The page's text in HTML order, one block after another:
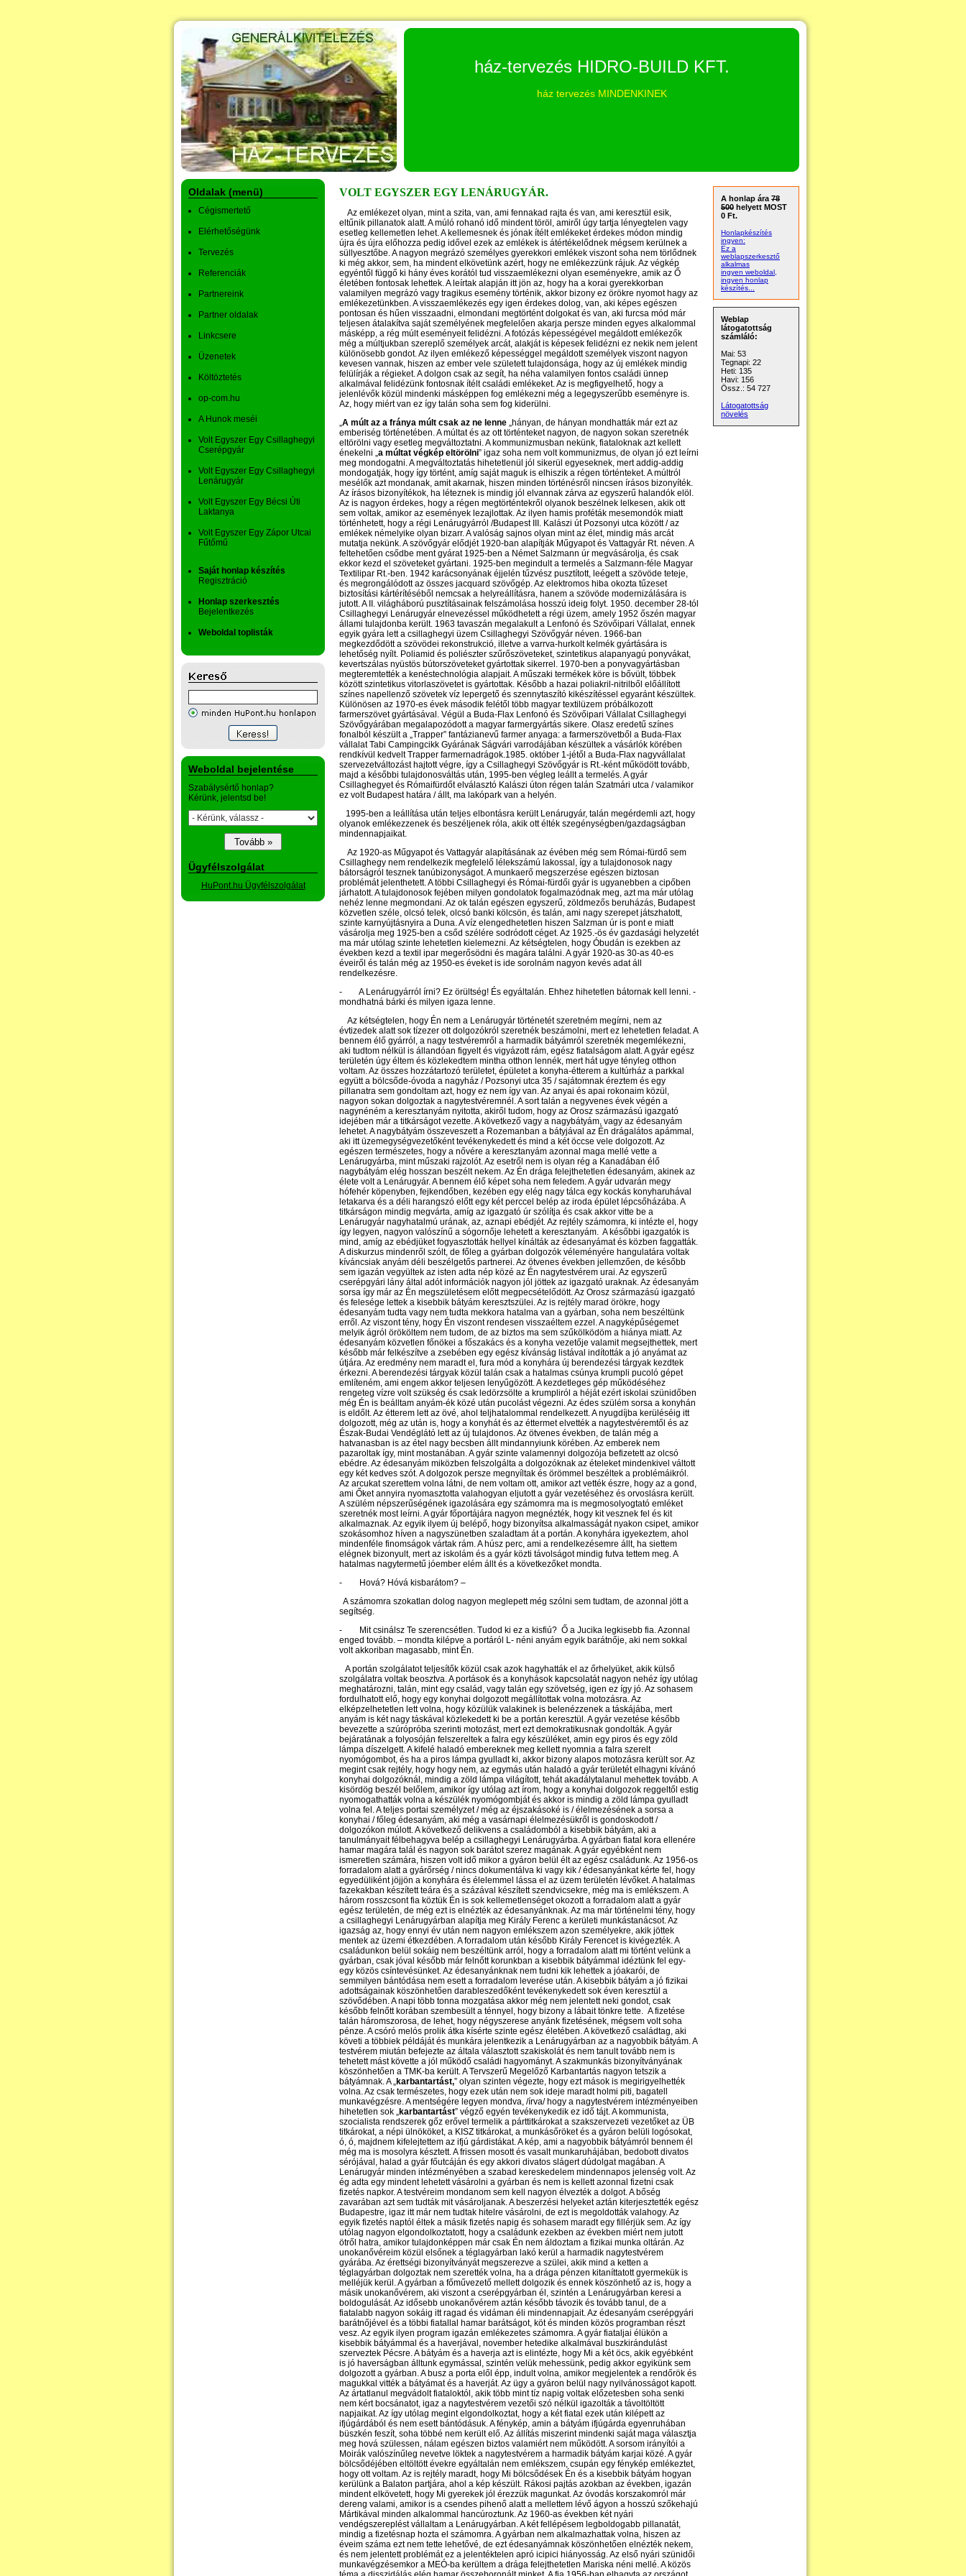
ház-tervezés HIDRO-BUILD KFT.
ház tervezés MINDENKINEK
Oldalak (menü)
Cégismertető
Elérhetőségünk
Tervezés
Referenciák
Partnereink
Partner oldalak
Linkcsere
Üzenetek
Költöztetés
op-com.hu
A Hunok meséi
Volt Egyszer Egy Csillaghegyi
Cserépgyár
Volt Egyszer Egy Csillaghegyi
Lenárugyár
Volt Egyszer Egy Bécsi Úti
Laktanya
Volt Egyszer Egy Zápor Utcai
Fűtőmű
Saját honlap készítés
Regisztráció
Honlap szerkesztés
Bejelentkezés
Weboldal toplisták
Weboldal bejelentése
Szabálysértő honlap?
Kérünk, jelentsd be!
Ügyfélszolgálat
HuPont.hu Ügyfélszolgálat
VOLT EGYSZER EGY LENÁRUGYÁR.
Az emlékezet olyan, mint a szita, van, ami fennakad rajta és van, ami keresztül esik,
eltűnik pillanatok alatt. A múló rohanó idő mindent töröl, amiről úgy tartja lényegtelen vagy
esetleg kellemetlen lehet. A kellemesnek és jónak ítélt emlékeket érdekes módon mindig
újra és újra előhozza pedig idővel ezek az emlékek is átértékelődnek mégsem kerülnek a
süllyesztőbe. A nagyon megrázó személyes gyerekkori emlékek viszont soha nem törlődnek
ki még akkor, sem, ha mindent elkövetünk azért, hogy ne emlékezzünk rájuk. Az végkép
egyéntől függő ki hány éves korától tud visszaemlékezni olyan eseményekre, amik az Ő
életében fontosak lehettek. A leírtak alapján itt jön az, hogy ha a korai gyerekkorban
valamilyen megrázó vagy tragikus esemény történik, akkor bizony ez örökre nyomot hagy az
emlékezetünkben. A visszaemlékezés egy igen érdekes dolog, van, aki képes egészen
pontosan és hűen visszaadni, elmondani megtörtént dolgokat és van, aki furcsa mód már
teljesen átalakítva saját személyének megfelelően akarja persze minden egyes alkalommal
másképp, a rég múlt eseményeit felidézni. A fotózás képességével megáldott emlékezők
még a múltjukban szereplő személyek arcát, alakját is képesek felidézni ez nekik nem jelent
különösebb gondot. Az ilyen emlékező képességgel megáldott személyek viszont nagyon
kevesen vannak, hiszen az ember vele született tulajdonsága, hogy az új emlékek mindig
felülírják a régieket. A dolgon csak az segít, ha néha valamilyen fontos családi ünnep
alkalmával felidézünk fontosnak ítélt családi emlékeket. Az is megfigyelhető, hogy a
jelenlévők közül mindenki másképpen fog emlékezni még a legegyszerűbb eseményre is.
Az, hogy miért van ez így talán soha sem fog kiderülni.
„A múlt az a fránya múlt csak az ne lenne „hányan, de hányan mondhatták már ezt az
emberiség történetében. A múltat és az ott történteket nagyon, de nagyon sokan szeretnék
eltörölni vagy esetleg megváltoztatni. A kommunizmusban nekünk, fiataloknak azt kellett
énekelni „a múltat végkép eltörölni” igaz soha nem volt kommunizmus, de olyan jó ezt leírni
meg mondogatni. A megváltoztatás hihetetlenül jól sikerül egyeseknek, mert addig-addig
mondogatják, hogy így történt, amíg saját maguk is elhiszik a régen történteket. A múltról
mesélők azt mondanak, amit akarnak, hiszen minden történésről nincsen írásos bizonyíték.
Az írásos bizonyítékok, ha léteznek is mindig jól elvannak zárva az egyszerű halandók elöl.
Az is nagyon érdekes, hogy a régen megtörténtekről olyanok beszélnek lelkesen, akik ott
sem voltak, amikor az események lezajlottak. Az ilyen hamis proféták mesemondók miatt
történhetett, hogy a régi Lenárugyárról /Budapest III. Kalászi út Pozsonyi utca között / az
emlékek némelyike olyan bizarr. A valóság sajnos olyan mint az élet, mindig más arcát
mutatja nekünk. A szövőgyár elődjét 1920-ban alapítják Műgyapot és Vattagyár Rt. néven. A
feltehetően csődbe ment gyárat 1925-ben a Német Salzmann úr megvásárolja, és csak
ekkor kezd el szöveteket gyártani. 1925-ben megindult a termelés a Salzmann-féle Magyar
Textilipar Rt.-ben. 1942 karácsonyának éjjelén tűzvész pusztított, leégett a szövöde teteje,
és megrongálódott az összes jacquard szövőgép. Az elektromos hiba okozta tűzeset
biztosítási kártérítéséből nemcsak a helyreállításra, hanem a szövöde modernizálására is
jutott. A II. világháború pusztításainak felszámolása hosszú ideig folyt. 1950. december 28-tól
Csillaghegyi Lenárugyár elnevezéssel működhetett a régi üzem, amely 1952 őszén magyar
állami tulajdonba került. 1963 tavaszán megalakult a Lenfonó és Szövőipari Vállalat, ennek
egyik gyára lett a csillaghegyi üzem Csillaghegyi Szövőgyár néven. 1966-ban
megkezdődött a szövödei rekonstrukció, illetve a varrva-hurkolt kelmék gyártására is
lehetőség nyílt. Poliamid és poliészter szűrőszöveteket, szintetikus alapanyagú ponyvákat,
kevertszálas nyüstös bútorszöveteket gyártottak sikerrel. 1970-ben a ponyvagyártásban
megteremtették a kenéstechnológia alapjait. A műszaki termékek köre is bővült, többek
között szintetikus vitorlaszövetet is gyártottak. Később a hazai poliakril-nitrilből előállított
színes napellenző szövetek víz lepergető és szennytaszító kikészítéssel egyaránt készültek.
Különösen az 1970-es évek második felétől több magyar textilüzem próbálkozott
farmerszövet gyártásával. Végül a Buda-Flax Lenfonó és Szövőipari Vállalat Csillaghegyi
Szövőgyárában megalapozódott a magyar farmergyártás sikere. Olasz eredetű színes
fonalból készült a „Trapper” fantázianevű farmer anyaga: a farmerszövetből a Buda-Flax
vállalat Tabi Campingcikk Gyárának Ságvári varrodájában készültek a vásárlók körében
rendkívül kedvelt Trapper farmernadrágok.1985. október 1-jétől a Buda-Flax nagyvállalat
szervezetváltozást hajtott végre, így a Csillaghegyi Szövőgyár is Rt.-ként működött tovább,
majd a későbbi tulajdonosváltás után, 1995-ben végleg leállt a termelés. A gyár
Csillaghegyet és Rómaifürdőt elválasztó Kalászi úton régen talán Szatmári utca / valamikor
ez volt Budapest határa / állt, ma lakópark van a helyén.
1995-ben a leállítása után teljes elbontásra került Lenárugyár, talán megérdemli azt, hogy
olyanok emlékezzenek és beszéljenek róla, akik ott élték szegénységben/gazdagságban
mindennapjaikat.
Az 1920-as Műgyapot és Vattagyár alapításának az évében még sem Római-fürdő sem
Csillaghegy nem rendelkezik megfelelő lélekszámú lakossal, így a tulajdonosok nagy
bátorságról tesznek tanúbizonyságot. A munkaerő megszerzése egészen biztosan
problémát jelenthetett. A többi Csillaghegyi és Római-fürdői gyár is ugyanebben a cipőben
járhatott. A tulajdonosok fejében milyen gondolatok fogalmazódnak meg, azt ma már utólag
nehéz lenne megmondani. Az ok talán egészen egyszerű, zöldmezős beruházás, Budapest
közvetlen széle, olcsó telek, olcsó banki kölcsön, és talán, ami nagy szerepet játszhatott,
szinte karnyújtásnyira a Duna. A víz elengedhetetlen hiszen Salzman úr is pont e miatt
vásárolja meg 1925-ben a csőd szélére sodródott céget. Az 1925.-ös év gazdasági helyzetét
ma már utólag szinte lehetetlen kielemezni. Az kétségtelen, hogy Óbudán is ezekben az
években kezd a textil ipar megerősödni és magára találni. A gyár 1920-as 30-as 40-es
éveiről és talán még az 1950-es éveket is ide sorolnám nagyon kevés adat áll
rendelkezésre.
- A Lenárugyárról írni? Ez örültség! És egyáltalán. Ehhez hihetetlen bátornak kell lenni. -
mondhatná bárki és milyen igaza lenne.
Az kétségtelen, hogy Én nem a Lenárugyár történetét szeretném megírni, nem az
évtizedek alatt sok tízezer ott dolgozókról szeretnék beszámolni, mert ez lehetetlen feladat. A
bennem élő gyárról, a nagy testvéremről a harmadik bátyámról szeretnék megemlékezni,
aki tudtom nélkül is állandóan figyelt és vigyázott rám, egész fiatalságom alatt. A gyár egész
területén úgy éltem és közlekedtem mintha otthon lennék, mert hát ugye tényleg otthon
voltam. Az összes hozzátartozó területet, épületet a konyha-étterem a kultúrház a parkkal
együtt a bölcsőde-óvoda a nagyház / Pozsonyi utca 35 / sajátomnak éreztem és egy
pillanatra sem gondoltam azt, hogy ez nem így van. Az anyai és apai rokonaim közül,
nagyon sokan dolgoztak a nagytestvéremnél. A sort talán a negyvenes évek végén a
nagynéném a keresztanyám nyitotta, akiről tudom, hogy az Orosz származású igazgató
idejében már a titkárságot vezette. A következő vagy a nagybátyám, vagy az édesanyám
lehetet. A nagybátyám összeveszett a Rozemanban a bátyjával az Én drágalátos apámmal,
aki itt üzemegységvezetőként tevékenykedett és mind a két öccse vele dolgozott. Az
egészen természetes, hogy a nővére a keresztanyám azonnal maga mellé vette a
Lenárugyárba, mint műszaki rajzolót. Az esetről nem is olyan rég a Kanadában élő
nagybátyám elég hosszan beszélt nekem. Az Én drága felejthetetlen édesanyám, akinek az
élete volt a Lenárugyár. A bennem élő képet soha nem feledem. A gyár udvarán megy
hófehér köpenyben, fejkendőben, kezében egy elég nagy tálca egy kockás konyharuhával
letakarva és a déli harangszó előtt egy két perccel belép az iroda épület lépcsőházába. A
titkárságon mindig megvárta, amíg az igazgató úr szólítja és csak akkor vitte be a
Lenárugyár nagyhatalmú urának, az, aznapi ebédjét. Az rejtély számomra, ki intézte el, hogy
így legyen, nagyon valószínű a sógornője lehetett a keresztanyám. A későbbi igazgatók is
mind, amíg az ebédjüket fogyasztották hellyel kínálták az édesanyámat és közben faggatták.
A diskurzus mindenről szólt, de főleg a gyárban dolgozók véleményére hangulatára voltak
kíváncsiak anyám déli beszélgetős partnerei. Az ötvenes években jellemzően, de később
sem igazán vegyültek az isten adta nép közé az Én nagytestvérem urai. Az egyszerű
cserépgyári lány által adót információk nagyon jól jöttek az igazgató uraknak. Az édesanyám
sorsa így már az Én megszületésem előtt megpecsételődött. Az Orosz származású igazgató
és felesége lettek a kisebbik bátyám keresztszülei. Az is rejtély marad örökre, hogy
édesanyám tudta vagy nem tudta mekkora hatalma van a gyárban, soha nem beszéltünk
erről. Az viszont tény, hogy Én viszont rendesen visszaéltem ezzel. A nagyképűségemet
melyik ágról örököltem nem tudom, de az biztos ma sem szűkölködöm a hiánya miatt. Az
édesanyám közvetlen főnökei a főszakács és a konyha vezetője valamit megsejthettek, mert
később már felkészítve a zsebében egy egész kívánság listával indították a jó anyámat az
útjára. Az eredmény nem maradt el, fura mód a konyhára új berendezési tárgyak kezdtek
érkezni. A berendezési tárgyak közül talán csak a hatalmas csúnya krumpli pucoló gépet
említeném, ami engem akkor teljesen lenyűgözött. A kezdetleges gép működéséhez
rengeteg vízre volt szükség és csak ledörzsölte a krumpliról a héját ezért iskolai szünidőben
még Én is beálltam anyám-ék közé után pucolást végezni. Az édes szülém sorsa a konyhán
is eldőlt. Az étterem lett az övé, ahol teljhatalommal rendelkezett. A nyugdíjba kerüléséig itt
dolgozott, még az után is, hogy a konyhát és az éttermet elvették a nagytestvéremtől és az
Észak-Budai Vendéglátó lett az új tulajdonos. Az ötvenes években, de talán még a
hatvanasban is az étel nagy becsben állt mindannyiunk körében. Az emberek nem
pazaroltak így, mint mostanában. A gyár szinte valamennyi dolgozója befizetett az olcsó
ebédre. Az édesanyám miközben felszolgálta a dolgozóknak az ételeket mindenkivel váltott
egy két kedves szót. A dolgozok persze megnyíltak és örömmel beszéltek a problémáikról.
Az arcukat szerettem volna látni, de nem voltam ott, amikor azt vették észre, hogy az a gond,
ami Őket annyira nyomasztotta valahogyan eljutott a gyár vezetéséhez és orvoslásra került.
A szülém népszerűségének igazolására egy számomra ma is megmosolyogtató emléket
szeretnék most leírni. A gyár főportájára nagyon megnézték, hogy kit vesznek fel és kit
alkalmaznak. Az egyik ilyem új belépő, hogy bizonyítsa alkalmasságát nyakon csipet, amikor
szokásomhoz híven a nagyszünetben szaladtam át a portán. A konyhára igyekeztem, ahol
mindenféle finomságok vártak rám. A húsz perc, ami a rendelkezésemre állt, ha siettem
elégnek bizonyult, mert az iskolám és a gyár közti távolságot mindig futva tettem meg. A
hatalmas nagytermetű jóember elém állt és a következőket mondta.
- Hová? Hóvá kisbarátom? –
A számomra szokatlan dolog nagyon meglepett még szólni sem tudtam, de azonnal jött a
segítség.
- Mit csinálsz Te szerencsétlen. Tudod ki ez a kisfiú? Ő a Jucika legkisebb fia. Azonnal
enged tovább. – mondta kilépve a portáról L- néni anyám egyik barátnője, aki nem sokkal
volt akkoriban magasabb, mint Én.
A portán szolgálatot teljesítők közül csak azok hagyhatták el az őrhelyüket, akik külső
szolgálatra voltak beosztva. A portások és a konyhások kapcsolatát nagyon nehéz így utólag
meghatározni, talán, mint egy család, vagy talán egy szövetség, igen ez így jó. Az sohasem
fordulhatott elő, hogy egy konyhai dolgozott megállítottak volna motozásra. Az
elképzelhetetlen lett volna, hogy közülük valakinek is belenézzenek a táskájába, mert
anyám is két nagy táskával közlekedett ki be a portán keresztül. A gyár vezetése később
bevezette a szúrópróba szerinti motozást, mert ezt demokratikusnak gondolták. A gyár
bejáratának a folyosóján felszereltek a falra egy készüléket, amin egy piros és egy zöld
lámpa díszelgett. A kifelé haladó embereknek meg kellett nyomnia a falra szerelt
nyomógombot, és ha a piros lámpa gyulladt ki, akkor bizony alapos motozásra került sor. Az
megint csak rejtély, hogy hogy nem, az egymás után haladó a gyár területét elhagyni kívánó
konyhai dolgozóknál, mindig a zöld lámpa világított, tehát akadálytalanul mehettek tovább. A
kisördög beszél belőlem, amikor így utólag azt írom, hogy a konyhai dolgozok reggeltől estig
nyomogathatták volna a készülék nyomógombját és akkor is mindig a zöld lámpa gyulladt
volna fel. A teljes portai személyzet / még az éjszakásoké is / élelmezésének a sorsa a
konyhai / főleg édesanyám, aki még a vasárnapi élelmezésükről is gondoskodott /
dolgozókon múlott. A következő delikvens a családomból a kisebbik bátyám, aki a
tanulmányait félbehagyva belép a csillaghegyi Lenárugyárba. A gyárban fiatal kora ellenére
hamar magára talál és nagyon sok barátot szerez magának. A gyár egyébként nem
ismeretlen számára, hiszen volt idő mikor a gyáron belül élt az egész családunk. Az 1956-os
forradalom alatt a gyárőrség / nincs dokumentálva ki vagy kik / édesanyánkat kérte fel, hogy
egyedüliként jöjjön a konyhára és élelemmel lássa el az üzem területén lévőket. A hatalmas
fazekakban készített teára és a százával készített szendvicsekre, még ma is emlékszem. A
három rosszcsont fia köztük Én is sok kellemetlenséget okozott a forradalom alatt a gyár
egész területén, de még ezt is elnézték az édesanyánknak. Az ma már történelmi tény, hogy
a csillaghegyi Lenárugyárban alapítja meg Király Ferenc a kerületi munkástanácsot. Az
igazság az, hogy ennyi év után nem nagyon emlékszem azon személyekre, akik jöttek
mentek az üzemi étkezdében. A forradalom után később Király Ferencet is kivégezték. A
családunkon belül sokáig nem beszéltünk arról, hogy a forradalom alatt mi történt velünk a
gyárban, csak jóval később már felnőtt korunkban a kisebbik bátyámmal idéztünk fel egy-
egy közös csíntevésünket. Az édesanyánknak nem tudni kik lehettek a jóakarói, de
semmilyen bántódása nem esett a forradalom leverése után. A kisebbik bátyám a jó fizikai
adottságainak köszönhetően darableszedőként tevékenykedett sok éven keresztül a
szövődében. A napi több tonna mozgatása akkor még nem jelentett neki gondot, csak
később felnőtt korában szembesült a ténnyel, hogy bizony a lábait tönkre tette. A fizetése
talán háromszorosa, de lehet, hogy négyszerese anyánk fizetésének, mégsem volt soha
pénze. A csóró melós prolik átka kísérte szinte egész életében. A következő családtag, aki
követi a többiek példáját és munkára jelentkezik a Lenárugyárban az a nagyobbik bátyám. A
testvérem miután befejezte az általa választott szakiskolát és nem tanult tovább nem is
tehetett mást követte a jól működő családi hagyományt. A szakmunkás bizonyítványának
köszönhetően a TMK-ba került. A Tervszerű Megelőző Karbantartás nagyon tetszik a
bátyámnak. A „karbantartást,” olyan szinten végezte, hogy ezt mások is megirigyelhették
volna. Az csak természetes, hogy ezek után nem sok ideje maradt holmi piti, bagatell
munkavégzésre. A mentségére legyen mondva, /írva/ hogy a nagytestvérem intézményeiben
hihetetlen sok „karbantartást” végző egyén tevékenykedik ez idő tájt. A kommunista, szocialista rendszerek gőz erővel termelik a párttitkárokat a szakszervezeti vezetőket az ÜB titkárokat, a népi ülnököket, a KISZ titkárokat, a munkásőröket és a gyáron belüli logósokat, ó, ó, majdnem kifelejtettem az ifjú gárdistákat. A kép, ami a nagyobbik bátyámról bennem él még ma is mosolyra késztett. A frissen mosott és vasalt munkaruhájában, bedobott divatos sérójával, halad a gyár főutcáján és egy akkori divatos slágert dúdolgat magában. A Lenárugyár minden intézményében a szabad kereskedelem mindennapos jelenség volt. Az ég adta egy mindent lehetett vásárolni a gyárban és nem is kellett azonnal fizetni csak fizetés napkor. A testvéreim mondanom sem kell nagyon élvezték a dolgot. A bőség zavarában azt sem tudták mit vásároljanak. A beszerzési helyeket aztán kiterjesztették egész Budapestre, igaz itt már nem tudtak hitelre vásárolni, de ezt is megoldották valahogy. Az egyik fizetés naptól éltek a másik fizetés napig és sohasem maradt egy fillérjük sem. Az így utólag nagyon elgondolkoztatott, hogy a családunk ezekben az években miért nem jutott ötről hatra, amikor tulajdonképpen már csak Én nem áldoztam a fizikai munka oltárán. Az unokanővéreim közül elsőnek a téglagyárban lakó kerül a harmadik nagytestvérem gyárába. Az érettségi bizonyítványát megszerezve a szülei, akik mind a ketten a téglagyárban dolgoztak nem szerették volna, ha a drága pénzen kitaníttatott gyermekük is melléjük kerül. A gyárban a főművezető mellett dolgozik és ennek köszönhető az is, hogy a másik unokanővérem, aki viszont a cserépgyárban él, szintén a Lenárugyárban keresi a boldogulását. Az idősebb unokanővérem aztán később távozik és tovább tanul, de a fiatalabb nagyon sokáig itt ragad és vidáman éli mindennapjait. Az édesanyám cserépgyári barátnőjével és a többi fiatallal hamar barátságot, köt és minden közös programban részt vesz. Az egyik ilyen program igazán emlékezetes számomra. A gyár fiataljai élükön a kisebbik bátyámmal és a haverjával, november hetedike alkalmával buszkirándulást szerveztek Pécsre. A bátyám és a haverja azt is elintézte, hogy Mi a két öcs, akik egyébként is jó haverságban álltunk egymással, szintén velük mehessünk, pedig akkor egyikünk sem dolgozott a gyárban. A busz a porta elől épp, indult volna, amikor megjelentek a rendőrök és magukkal vitték a bátyámat és a haverját. Az ügy a gyáron belül nagy nyilvánosságot kapott. Az ártatlanul megvádolt fiataloktól, akik több mint tíz napig voltak előzetesben soha senki nem kért bocsánatot, igaz a nagytestvérem vezetői szó nélkül igazolták a távoltöltött napjaikat. Az így utólag megint elgondolkoztat, hogy a két fiatal ezek után kilépett az ifjúgárdából és nem esett bántódásuk. A fénykép, amin a bátyám ifjúgárda egyenruhában büszkén feszít, soha többé nem került elő. Az állítás miszerint mindenki saját maga választja meg hová szülessen, nálam egészen biztos valamiért nem működött. A sorsom irányítói a Moirák valószínűleg nevetve löktek a nagytestvérem a harmadik bátyám karjai közé. A gyár bölcsődéjében eltöltött évekre egyáltalán nem emlékszem, csupán egy fénykép emlékeztet, hogy ott voltam. Az is rejtély maradt, hogy Mi bölcsődések Én és a kisebbik bátyám hogyan kerülünk a Balaton partjára, ahol a kép készült. Rákosi pajtás azokban az években, igazán mindent elkövetett, hogy Mi gyerekek jól érezzük magunkat. Az óvodás korszakomról már dereng valami, amikor is a csendes pihenő alatt a mellettem lévő ágyon a hosszú szőkehajú Mártikával minden alkalommal hancúroztunk. Az 1960-as években két nyári vendégszereplést vállaltam a Lenárugyárban. A két fellépésem legboldogabb pillanatát, mindig a fizetésnap hozta el számomra. A gyárban nem alkalmazhattak volna, hiszen az éveim száma ezt nem tette lehetővé, de ezt édesanyámnak köszönhetően elnézték nekem, és nem jelentett problémát ez a jelentéktelen apró icipici hiányosság. Az első nyári szünidői munkavégzésemkor a MEÓ-ba kerültem a drága felejthetetlen Mariska néni mellé. A közös téma a disszidálás elég hamar összeboronált minket. A fia 1956-ban elhagyta az országot és így mindig volt miről beszélgetnünk munka közben. Az is igaz, hogy nagyon jól ismerte az egész családomat / nem véletlenül választotta Őt édesanyám / és mindenkiről mindent tudott. Az sajnos nem derült ki, hogy ismerte e, a nagybátyámat és a nagynénémet, akik 1956-ban szintén elhagyták az országot, de előtte itt dolgoztak a gyárban. A jó apám néha szóba került, de Ő mindig diplomatikusan beszélt róla, pedig tudta, hogy 1956-ban a testvéreit megelőzve szintén távozott az országból. Az általa történt nevelésemre egy egyszerű példa, amire még ma is emlékszem. A mellettünk dolgozó fiatal hölgyek / mindenki nő volt körülöttem / munka közben, hogy jobban teljen az idő a gyárban dolgozó férfiak adottságait tárgyalták ki napi rendszerességgel. Az Én mentorom ilyenkor csak annyit mondott mindig, fiacskám ne figyelj rájuk ezek mind bolondok. Az akkori fizikai teljesítményem nem tette lehetővé, hogy nyolc órán keresztül nyolcvan, száz kilós, textil hengereket emelgessek. A munkaidő letelte után anyámnál az étteremben üldögéltem és sehogyan sem akaródzott felállnom és hazafelé venni az irányt. A darableszedőként dolgozó kisebbik bátyám a honom alá nyúlt és kihúzott a szorult helyzetemből, /utólag is hálával gondolok rá / segített. A csóró proli melósok világában meglehetősen otthon lévő bátyám már az első nap és később is rengeteg jó tanáccsal szolgált. A férfi öltözőben azonnal szerzett nekem maga mellett egy üres öltöző szekrényt, és ha ez nem lett volna még elég, két hatalmas Lenárugyár törölközővel, egy fapapuccsal és egy flóra szappannal meg egyéb tisztálkodási eszközökkel ajándékozott meg. A törölközőt és a fapapucsot a gyárban gyártották / a papucsot gondolom az asztalos műhelyben, de hogy a törölközőt hol? / és a komálós haverok ingyen juthattak hozzá. A romló fizikai állapotomon is javított, ha munkája közben ideje engedte meglátogatott és megmutatta hogyan lehet egy hatalmas szövethengert megemelni úgy, hogy ne keljen erőlködnöm és ne essek vele hanyatt. A következő nyáron, mint szünidői munkás a festődébe kerültem anyánk jóvoltából. A festöde vezetője V- né azonnal kioktatott és a lelkemre kötötte. A hét forintos órabéremről ne beszéljek senkinek se, mert van itt olyan öreg szaki, aki hat forint ötven fillérért dolgozik. A helyeslő belógatásom után azonnal beosztott egy idősebb tapasztalt festőmunkás mellé. A feladatunk a sátor alapanyagául szolgáló szövetanyag impregnálása volt. Az eljárás több lépcsőben zajlott és elég hosszadalmasan történt. Az egyik korszakalkotó újításomra még ma is mosolyogva gondolok vissza. A javakorabeli társam egyedül hagyott és elment a mindennapos beszerző körútjára. A pontosan kimért anyagokat nem külön-külön öntögettem be a kádakba, hanem mindent találomra összeöntögettem egy kádba és így lerövidítve a technológiai folyamatot pillanatok alatt végeztem az impregnálással. A visszatérő társam és egyben a főnököm is, azonnal szólt a festődében mindenkinek, hogy jöjjenek, ha csodát akarnak látni. A bámészkodok mindegyike azt kérdezte hogyan csináltam, de mivel nem jegyeztem fel semmit sem, később már nem sikerült ezt a produkciót megismételnem. A nagytestvéremnél a harmadik bátyámnál végzett fizikai munka során a gondolat miszerint ez nem az Én világom csak megerősítést nyert. A tanulás látszott az egyetlen útnak, hogy lássam az alagút végén a fényt. A tanulás iránti vágy a Mi családunkban sajnos olyan volt, mint a fehér holló és sohasem lett beengedve még a konyhánkba sem, ahol a kissámlin ülve a hokedlin írtam a leckéimet. A két fiatal hölgy közül, akik később a sógornőim lettek, melyikük kopogtatott elsőnek a Lenárugyár kapuján és kért bebocsátást nem tudom, de azt gondolom ma már ez lényegtelen. A fiatalabb a szövődébe került, ahol azonnal felkeltette a fiatal fiúk érdeklődését, köztük a kisebbik bátyámét is. Az idősebb az édesanyánk mellé a konyhára került és ott dolgozott jó sokáig. Az idősebb, magas, borzasztóan csinos lánynak köszönhetően, testvérháború robbant ki a bátyáim között, amit Én csak külső szemlélőként figyeltem, de nem így a jó anyánk, aki drákói szigorral, rendet teremtett. A közbeavatkozása olyan jól sikerült, hogy a kisebbik bátyám villám gyorsan gondolkozás nélkül elvette feleségül a szövődében dolgozó fiatalabb lányt és elhagyta a családi fészket. A nagyobbik bátyám csak a katonaéveket kitöltve nősül és veszi el az édesanyánk által neki ítélt idősebb lányt. Az eset számomra már akkor is és ma is sok tanulsággal szolgál. A fejlődés útjára lépő szocialista üzemek, mint például a nagytestvérem gyára is, rengeteg vidékről felkerült lányt foglalkoztat, azokban az években. Az óvodánk megszüntetése és átalakítása után, mint leányszálló működik tovább. A leányszálló okozza később az Én vesztemet is, de ez nagyon sok év múlva következik csak be. A gyermekkorom színhelyéül szolgáló Csillaghegyet, Római-fürdőt elhagyva, egy érdekesebb, látszatra szebb világ kapui nyílnak meg előttem. Az Én és a családom csóró proli múltját feledni akarván úgy jártam el, mint sokan mások. Az, amiről nem beszélek és nem is emlékszem rá az talán nem is létezik, gondoltam bőszen. Az számomra sohasem derült ki, hogy Én hová is tartozom, a fehérköpenyesekhez, akik a la, carte fizettek be az édesanyámnál az étkezdében vagy az egyszerű proli melósok közé, akik az olcsó heti befizetést választották. Az kétségtelen, hogy a mai napig is mind a két csoporttal megtalálom a közös hangot. Az esti portyázásaim során, amikor valamilyen okból kifolyólag Római-fürdőre vetődtem, még véletlenül sem mentem a Lenárugyár közelébe és még a kisebbik bátyámat sem kerestem fel, aki ekkor még mindig a gyárban dolgozott. A dolgon így utólag csak mosolyogni tudok. A teenager éveim gondtalanul telnek és anyagilag is kezdek rendbe jönni, de igaz, ami igaz, ezt mind a két tesóm kellőképpen, ki is használja. A bajt a fiatalabb bátyám jelenti és Ő is hozza rám, amikor magánéleti problémái miatt, ideiglenesen hazakölt
A honlap ára 78
500 helyett MOST
0 Ft.
Honlapkészítés
ingyen:
Ez a
weblapszerkesztő
alkalmas
ingyen weboldal,
ingyen honlap
készítés...
Weblap
látogatottság
számláló:
Mai: 53
Tegnapi: 22
Heti: 135
Havi: 156
Össz.: 54 727
Látogatottság
növelés